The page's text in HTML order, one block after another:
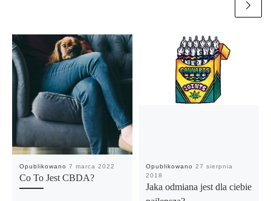
Opublikowano 7 marca 2022
Co To Jest CBDA?
Opublikowano 27 sierpnia
2018
Jaka odmiana jest dla ciebie